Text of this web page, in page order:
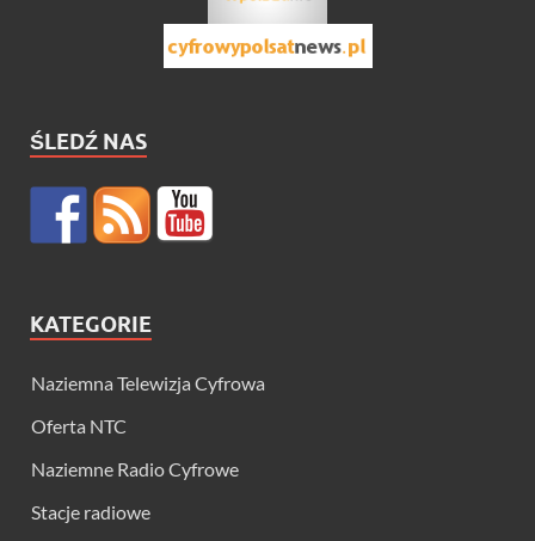
ŚLEDŹ NAS
KATEGORIE
Naziemna Telewizja Cyfrowa
Oferta NTC
Naziemne Radio Cyfrowe
Stacje radiowe